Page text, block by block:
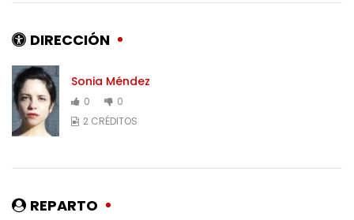
DIRECCIÓN
Sonia Méndez
0
0
2 CRÉDITOS
REPARTO